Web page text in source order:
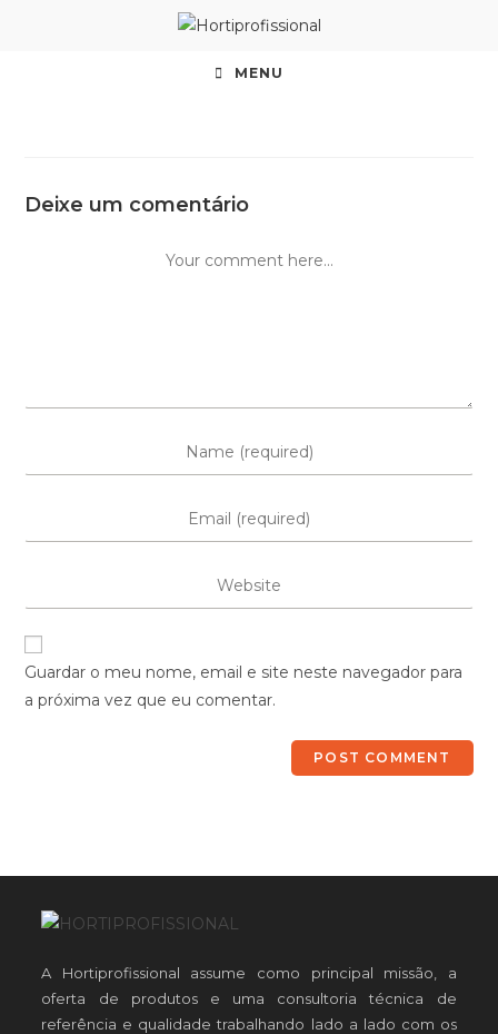
MENU
Deixe um comentário
Guardar o meu nome, email e site neste navegador para
a próxima vez que eu comentar.
A Hortiprofissional assume como principal missão, a
oferta de produtos e uma consultoria técnica de
referência e qualidade trabalhando lado a lado com os